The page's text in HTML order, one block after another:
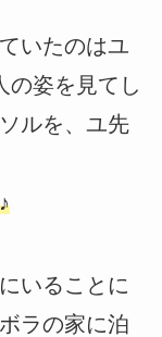
いたのはユ
の姿を見てし
ルを、ユ先
いることに
ラの家に泊